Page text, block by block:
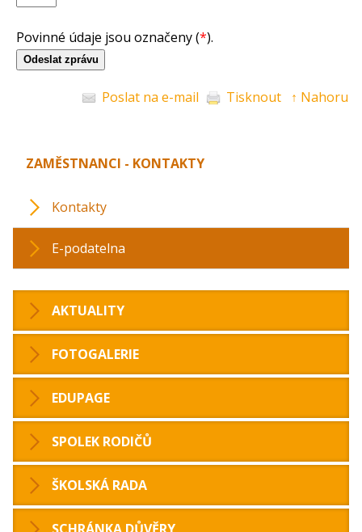
Povinné údaje jsou označeny (*).
Poslat na e-mail Tisknout ↑ Nahoru
ZAMĚSTNANCI - KONTAKTY
Kontakty
E-podatelna
AKTUALITY
FOTOGALERIE
EDUPAGE
SPOLEK RODIČŮ
ŠKOLSKÁ RADA